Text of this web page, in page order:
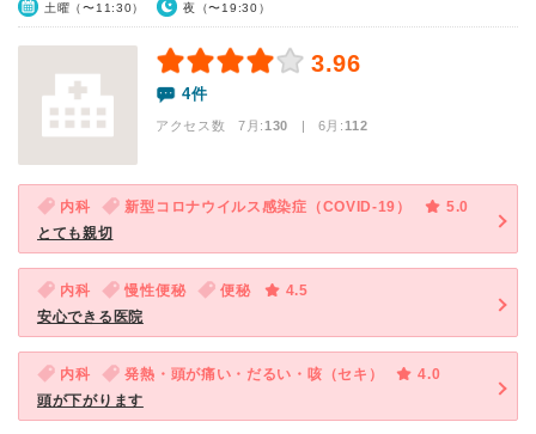
土曜（〜11:30） 夜（〜19:30）
3.96
4件
アクセス数 7月:130 | 6月:112
内科 新型コロナウイルス感染症（COVID-19）
5.0
とても親切
内科 慢性便秘 便秘
4.5
安心できる医院
内科 発熱・頭が痛い・だるい・咳（セキ）
4.0
頭が下がります